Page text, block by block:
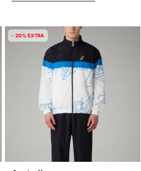
- 20% EXTRA